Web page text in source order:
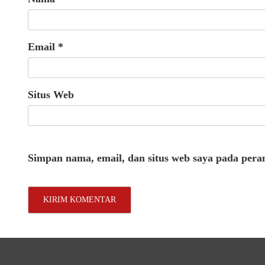
Email *
Situs Web
Simpan nama, email, dan situs web saya pada